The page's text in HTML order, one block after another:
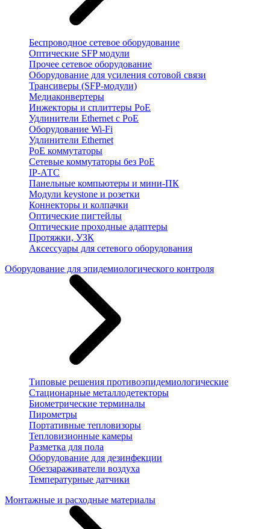
Беспроводное сетевое оборудование
Оптические SFP модули
Прочее сетевое оборудование
Оборудование для усиления сотовой связи
Трансиверы (SFP-модули)
Медиаконвертеры
Инжекторы и сплиттеры PoE
Удлинители Ethernet с PoE
Оборудование Wi-Fi
Удлинители Ethernet
PoE коммутаторы
Сетевые коммутаторы без PoE
IP-АТС
Панельные компьютеры и мини-ПК
Модули keystone и розетки
Коннекторы и колпачки
Оптические пигтейлы
Оптические проходные адаптеры
Протяжки, УЗК
Аксессуары для сетевого оборудования
Оборудование для эпидемиологического контроля
Типовые решения противоэпидемиологические
Стационарные металлодетекторы
Биометрические терминалы
Пирометры
Портативные тепловизоры
Тепловизионные камеры
Разметка для пола
Оборудование для дезинфекции
Обеззараживатели воздуха
Температурные датчики
Монтажные и расходные материалы